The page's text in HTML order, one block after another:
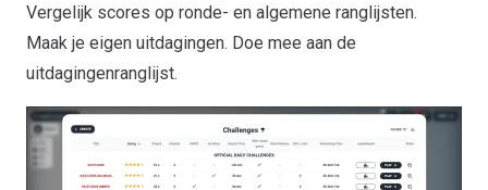
Vergelijk scores op ronde- en algemene ranglijsten.
Maak je eigen uitdagingen. Doe mee aan de
uitdagingenranglijst.